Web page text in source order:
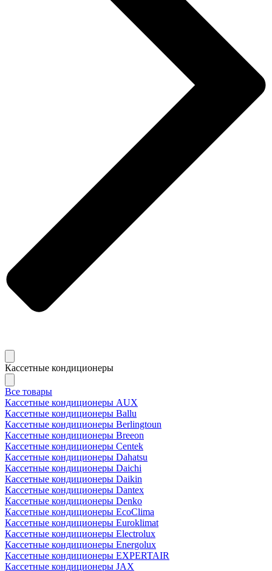
Кассетные кондиционеры
Все товары
Кассетные кондиционеры AUX
Кассетные кондиционеры Ballu
Кассетные кондиционеры Berlingtoun
Кассетные кондиционеры Breeon
Кассетные кондиционеры Centek
Кассетные кондиционеры Dahatsu
Кассетные кондиционеры Daichi
Кассетные кондиционеры Daikin
Кассетные кондиционеры Dantex
Кассетные кондиционеры Denko
Кассетные кондиционеры EcoClima
Кассетные кондиционеры Euroklimat
Кассетные кондиционеры Electrolux
Кассетные кондиционеры Energolux
Кассетные кондиционеры EXPERTAIR
Кассетные кондиционеры JAX